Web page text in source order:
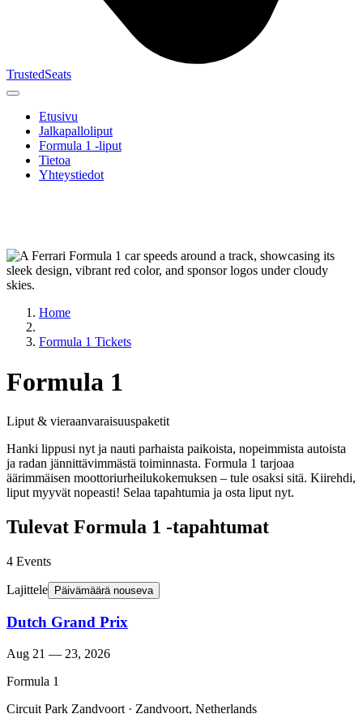
TrustedSeats
Etusivu
Jalkapalloliput
Formula 1 -liput
Tietoa
Yhteystiedot
Home
Formula 1 Tickets
Formula 1
Liput & vieraanvaraisuuspaketit
Hanki lippusi nyt ja nauti parhaista paikoista, nopeimmista autoista
ja radan jännittävimmästä toiminnasta. Formula 1 tarjoaa
äärimmäisen moottoriurheilukokemuksen – tule osaksi sitä. Kiirehdi,
liput myyvät nopeasti! Selaa tapahtumia ja osta liput nyt.
Tulevat Formula 1 -tapahtumat
4 Events
Lajittele Päivämäärä nouseva
Dutch Grand Prix
Aug 21 — 23, 2026
Formula 1
Circuit Park Zandvoort · Zandvoort, Netherlands